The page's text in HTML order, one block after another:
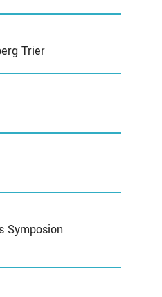
Trier
Symposion